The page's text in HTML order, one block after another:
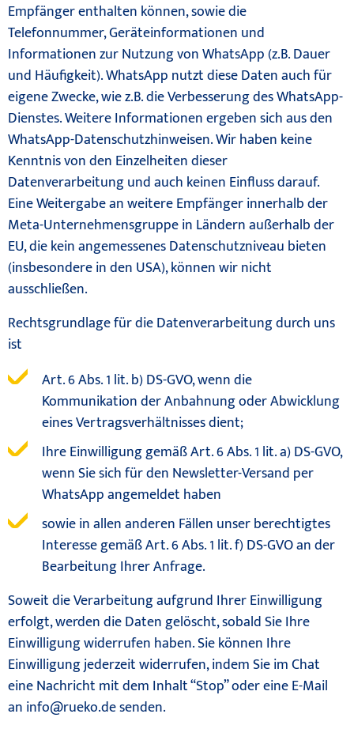
Empfänger enthalten können, sowie die
Telefonnummer, Geräteinformationen und
Informationen zur Nutzung von WhatsApp (z.B. Dauer
und Häufigkeit). WhatsApp nutzt diese Daten auch für
eigene Zwecke, wie z.B. die Verbesserung des WhatsApp-
Dienstes. Weitere Informationen ergeben sich aus den
WhatsApp-Datenschutzhinweisen. Wir haben keine
Kenntnis von den Einzelheiten dieser
Datenverarbeitung und auch keinen Einfluss darauf.
Eine Weitergabe an weitere Empfänger innerhalb der
Meta-Unternehmensgruppe in Ländern außerhalb der
EU, die kein angemessenes Datenschutzniveau bieten
(insbesondere in den USA), können wir nicht
ausschließen.
Rechtsgrundlage für die Datenverarbeitung durch uns
ist
Art. 6 Abs. 1 lit. b) DS-GVO, wenn die
Kommunikation der Anbahnung oder Abwicklung
eines Vertragsverhältnisses dient;
Ihre Einwilligung gemäß Art. 6 Abs. 1 lit. a) DS-GVO,
wenn Sie sich für den Newsletter-Versand per
WhatsApp angemeldet haben
sowie in allen anderen Fällen unser berechtigtes
Interesse gemäß Art. 6 Abs. 1 lit. f) DS-GVO an der
Bearbeitung Ihrer Anfrage.
Soweit die Verarbeitung aufgrund Ihrer Einwilligung
erfolgt, werden die Daten gelöscht, sobald Sie Ihre
Einwilligung widerrufen haben. Sie können Ihre
Einwilligung jederzeit widerrufen, indem Sie im Chat
eine Nachricht mit dem Inhalt “Stop” oder eine E-Mail
an info@rueko.desenden.